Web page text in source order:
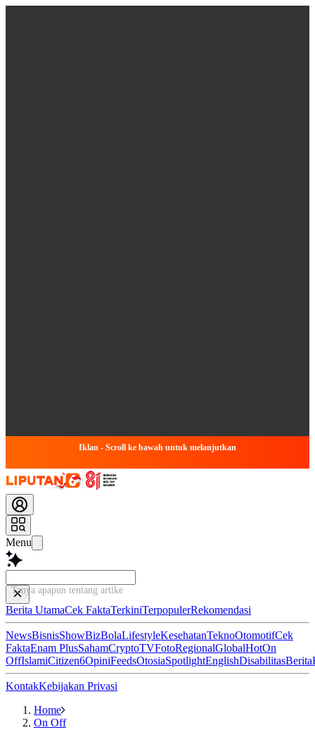
Iklan - Scroll ke bawah untuk melanjutkan
Menu
Tanya apapun tentang artikel ini...
Berita UtamaCek FaktaTerkiniTerpopulerRekomendasi
NewsBisnisShowBizBolaLifestyleKesehatanTeknoOtomotifCek
FaktaEnam PlusSahamCryptoTVFotoRegionalGlobalHotOn
OffIslamiCitizen6OpiniFeedsOtosiaSpotlightEnglishDisabilitasBerita
KontakKebijakan Privasi
Home
On Off